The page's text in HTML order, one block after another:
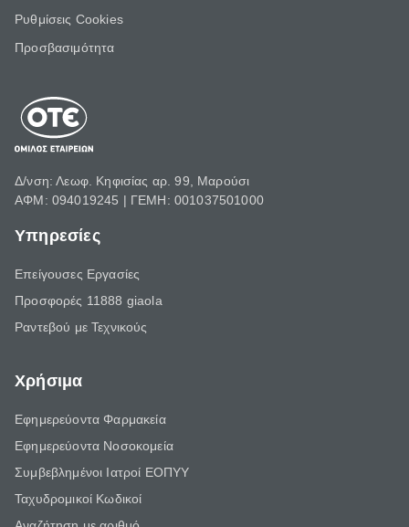
Ρυθμίσεις Cookies
Προσβασιμότητα
Δ/νση: Λεωφ. Κηφισίας αρ. 99, Μαρούσι
ΑΦΜ: 094019245 | ΓΕΜΗ: 001037501000
Υπηρεσίες
Επείγουσες Εργασίες
Προσφορές 11888 giaola
Ραντεβού με Τεχνικούς
Χρήσιμα
Εφημερεύοντα Φαρμακεία
Εφημερεύοντα Νοσοκομεία
Συμβεβλημένοι Ιατροί ΕΟΠΥΥ
Ταχυδρομικοί Κωδικοί